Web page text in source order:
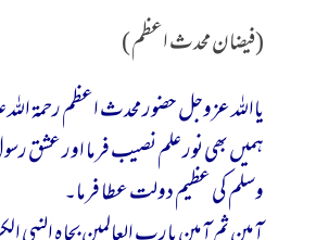
(فیضان محدث اعظم )
یااللہ عزوجل حضور محدث اعظم رحمۃ
ہمیں بھی نور علم نصیب فرما اور عشق
وسلم کی عظیم دولت عطا فرما۔